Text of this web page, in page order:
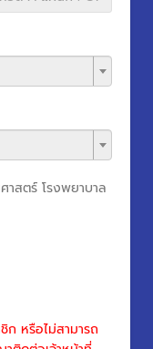
าสตร์ โรงพยาบาล
หรือไม่สามารถ